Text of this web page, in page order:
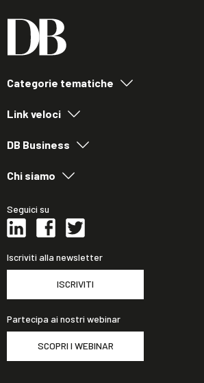
Categorie tematiche
Link veloci
DB Business
Chi siamo
Seguici su
Iscriviti alla newsletter
ISCRIVITI
Partecipa ai nostri webinar
SCOPRI I WEBINAR